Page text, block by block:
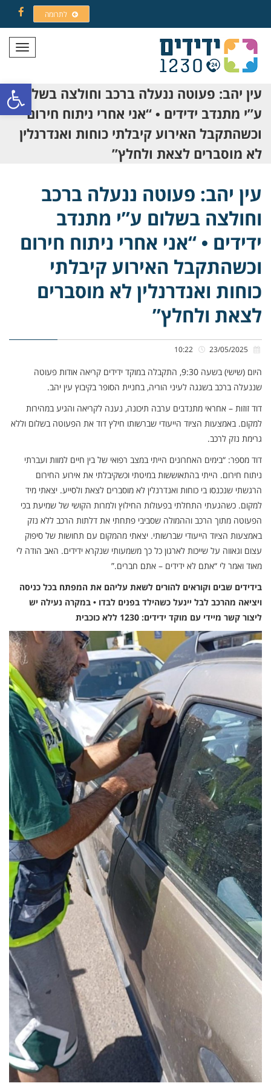
פתח
לתרומה
תפריט
עין יהב: פעוטה ננעלה ברכב וחולצה בשלום
ע”י מתנדב ידידים • “אני אחרי ניתוח חירום
וכשהתקבל האירוע קיבלתי כוחות ואנדרנלין
לא מוסברים לצאת ולחלץ”
עין יהב: פעוטה ננעלה ברכב
וחולצה בשלום ע”י מתנדב
ידידים • “אני אחרי ניתוח חירום
וכשהתקבל האירוע קיבלתי
כוחות ואנדרנלין לא מוסברים
לצאת ולחלץ”
היום (שישי) בשעה 9:30, התקבלה במוקד ידידים קריאה אודות פעוטה
שננעלה ברכב בשגגה לעיני הוריה, בחניית הסופר בקיבוץ עין יהב.
דוד זוזות – אחראי מתנדבים ערבה תיכונה, נענה לקריאה והגיע במהירות
למקום. באמצעות הציוד הייעודי שברשותו חילץ דוד את הפעוטה בשלום וללא
גרימת נזק לרכב.
דוד מספר: “בימים האחרונים הייתי במצב רפואי של בין חיים למוות ועברתי
ניתוח חירום. הייתי בהתאוששות במיטתי וכשקיבלתי את אירוע החירום
הרגשתי שנכנסו בי כוחות ואנדרנלין לא מוסברים לצאת ולסייע. יצאתי מיד
למקום. כשהגעתי התחלתי בפעולות החילוץ ולמרות הקושי של שמיעת בכי
הפעוטה מתוך הרכב וההמולה שסביבי פתחתי את דלתות הרכב ללא נזק
באמצעות הציוד הייעודי שברשותי. יצאתי מהמקום עם תחושות של סיפוק
עצום וגאווה על שייכות לארגון כל כך משמעותי שנקרא ידידים. האב הודה לי
מאוד ואמר לי “אתם לא ידידים – אתם חברים.”
בידידים שבים וקוראים להורים לשאת עליהם את המפתח בכל כניסה
ויציאה מהרכב לבל יינעל כשהילד בפנים לבדו • במקרה נעילה יש
ליצור קשר מיידי עם מוקד ידידים: 1230 ללא כוכבית